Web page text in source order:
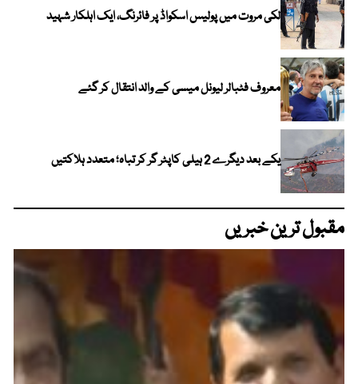
لکی مروت میں پولیس اسکواڈ پر فائرنگ، ایک اہلکار شہید
معروف فٹبالر لیونل میسی کے والد انتقال کر گئے
یکے بعد دیگرے 2 ہیلی کاپٹر گر کر تباہ؛ متعدد ہلاکتیں
مقبول ترین خبریں